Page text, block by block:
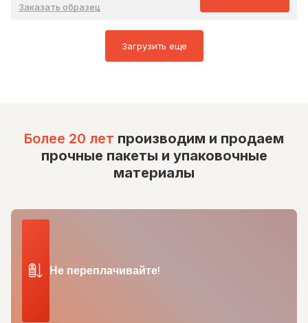
Заказать образец
Загрузить еще
Более 20 лет производим и продаем
прочные пакеты и упаковочные
материалы
Не переплачивайте!